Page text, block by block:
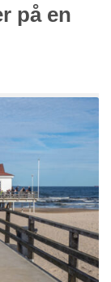
på en